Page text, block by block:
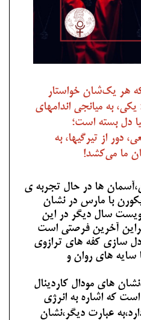
هر یک‌شان خواستار
به میانجی اندامهای
دل بسته است؛
دور از تیرگیها، به
ما می‌کشد!
ها در حال تجربه ی
با مارس در نشان
سال دیگر در این
آخرین فرصتی است
سازی کفه های ترازوی
سایه های روان و
های مودال کاردینال
است که اشاره به انرژی
عبارت دیگر،نشان